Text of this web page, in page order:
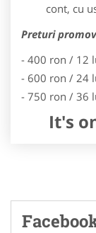
cont, cu
Preturi
- 400 ron / 12
- 600 ron / 24
- 750 ron / 36
It's